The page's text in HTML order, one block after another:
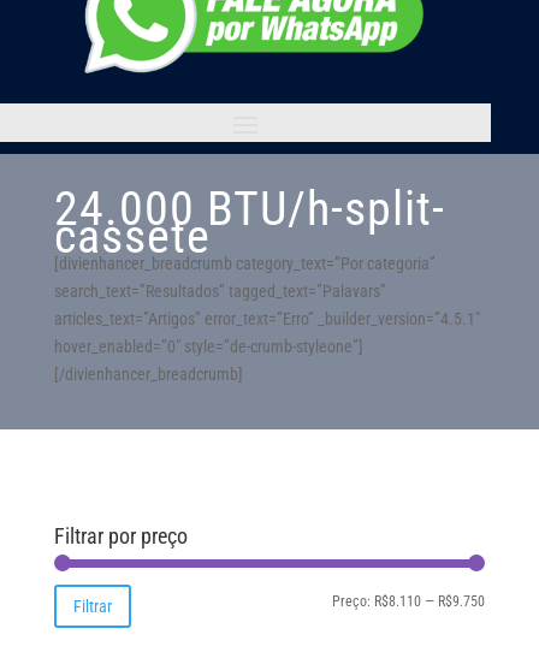
24.000 BTU/h-split-
cassete
[divienhancer_breadcrumb category_text=”Por categoria”
search_text=”Resultados” tagged_text=”Palavars”
articles_text=”Artigos” error_text=”Erro” _builder_version=”4.5.1″
hover_enabled=”0″ style=”de-crumb-styleone”]
[/divienhancer_breadcrumb]
Filtrar por preço
Preço
Preço
Filtrar Preço: R$8.110 — R$9.750